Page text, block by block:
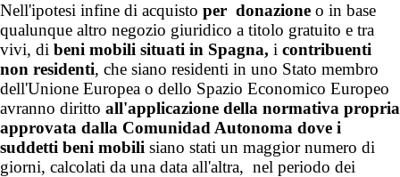
Nell'ipotesi infine di acquisto per donazione o in base
qualunque altro negozio giuridico a titolo gratuito e tra
vivi, di beni mobili situati in Spagna, i contribuenti
non residenti, che siano residenti in uno Stato membro
dell'Unione Europea o dello Spazio Economico Europeo
avranno diritto all'applicazione della normativa propria
approvata dalla Comunidad Autonoma dove i
suddetti beni mobili siano stati un maggior numero di
giorni, calcolati da una data all'altra, nel periodo dei